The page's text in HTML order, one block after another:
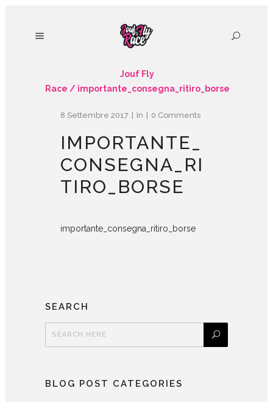
Jouf Fly
Race / importante_consegna_ritiro_borse
8 Settembre 2017 In 0 Comments
IMPORTANTE_
CONSEGNA_RI
TIRO_BORSE
importante_consegna_ritiro_borse
SEARCH
BLOG POST CATEGORIES